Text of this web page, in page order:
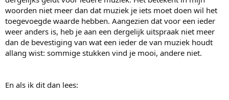
woorden niet meer dan dat muziek je iets moet doen wil het
toegevoegde waarde hebben. Aangezien dat voor een ieder
weer anders is, heb je aan een dergelijk uitspraak niet meer
dan de bevestiging van wat een ieder de van muziek houdt
allang wist: sommige stukken vind je mooi, andere niet.
En als ik dit dan lees: